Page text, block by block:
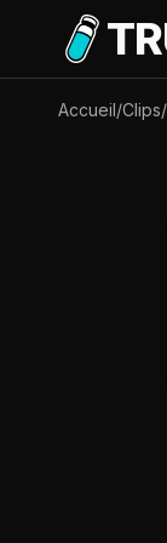
Aller au contenu
Accueil/Clips/